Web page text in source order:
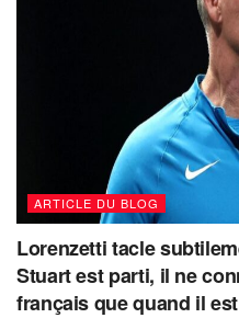
ARTICLE DU BLOG
Lorenzetti tacle
Stuart est parti, il ne
français que quand il